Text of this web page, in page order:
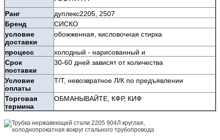
Ранг
дуплекс2205, 2507
Бренд
СИСКО
условие
доставки
обожженная, кисловочная стирка
процесс
холодный - нарисованный и
Срок
поставки
30-60 дней зависят от количества
Условие
оплаты
Т/Т, невозвратное Л/К по предъявлении
Торговая
термина
ОБМАНЫВАЙТЕ, КФР, КИФ